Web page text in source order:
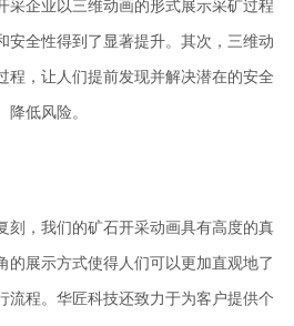
采企业以三维动画的形式展示采矿过程
安全性得到了显著提升。其次，三维动
程，让人们提前发现并解决潜在的安全
降低风险。
刻，我们的矿石开采动画具有高度的真
的展示方式使得人们可以更加直观地了
流程。华匠科技还致力于为客户提供个